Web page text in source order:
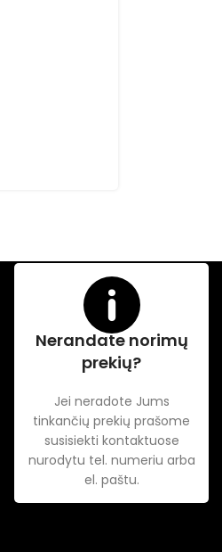
Nerandate norimų
prekių?
Jei neradote Jums
tinkančių prekių prašome
susisiekti kontaktuose
nurodytu tel. numeriu arba
el. paštu.